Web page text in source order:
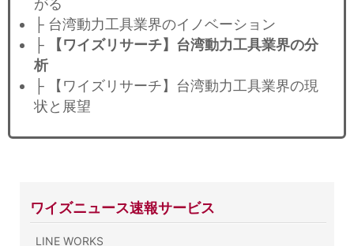
がる
├ 台湾動力工具業界のイノベーション
├
【ワイズリサーチ】台湾動力工具業界の分
析
├ 【ワイズリサーチ】台湾動力工具業界の現
状と展望
ワイズニュース速報サービス
LINE WORKS